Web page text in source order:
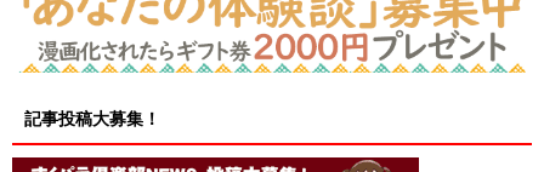
記事投稿大募集！